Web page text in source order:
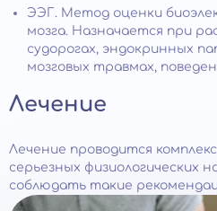
ЭЭГ. Метод оценки
мозга. Назначается при
судорогах, эндокринных
мозговых травмах,
Лечение
Лечение проводится
серьезных физиологических
соблюдать такие